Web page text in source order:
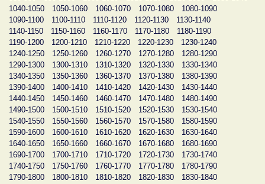
1040-1050
1050-1060 1060-1070 1070-1080
1080-1090
1090-1100
1100-1110 1110-1120 1120-1130
1130-1140
1140-1150
1150-1160 1160-1170 1170-1180
1180-1190
1190-1200
1200-1210 1210-1220 1220-1230
1230-1240
1240-1250
1250-1260 1260-1270 1270-1280
1280-1290
1290-1300
1300-1310 1310-1320 1320-1330
1330-1340
1340-1350
1350-1360 1360-1370 1370-1380
1380-1390
1390-1400
1400-1410 1410-1420 1420-1430
1430-1440
1440-1450
1450-1460 1460-1470 1470-1480
1480-1490
1490-1500
1500-1510 1510-1520 1520-1530
1530-1540
1540-1550
1550-1560 1560-1570 1570-1580
1580-1590
1590-1600
1600-1610 1610-1620 1620-1630
1630-1640
1640-1650
1650-1660 1660-1670 1670-1680
1680-1690
1690-1700
1700-1710 1710-1720 1720-1730
1730-1740
1740-1750
1750-1760 1760-1770 1770-1780
1780-1790
1790-1800
1800-1810 1810-1820 1820-1830
1830-1840